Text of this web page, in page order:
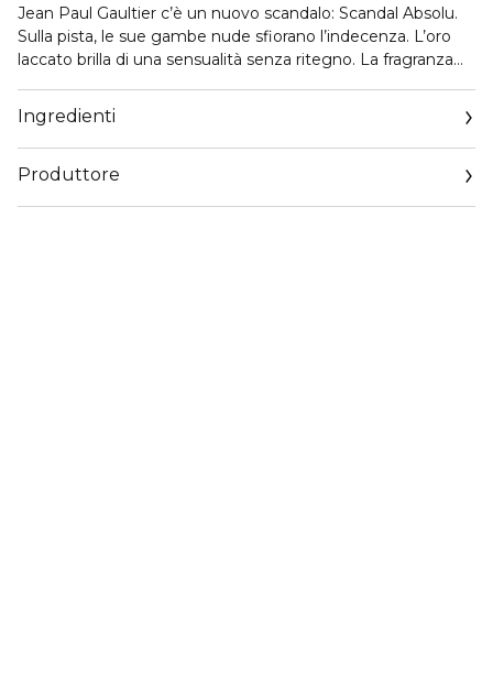
Jean Paul Gaultier c’è un nuovo scandalo: Scandal Absolu.
Sulla pista, le sue gambe nude sfiorano l’indecenza. L’oro
laccato brilla di una sensualità senza ritegno. La fragranza
accogliere l'eccentricità e a divertirsi fino alle ultime note di
festa. Un’audacia irresistibile!
Ingredienti
Produttore